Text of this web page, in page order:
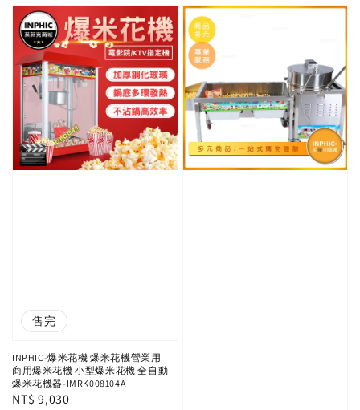
售完
INPHIC-爆米花機 爆米花機營業用
商用爆米花機 小型爆米花機 全自動
爆米花機器-IMRK008104A
Regular
NT$ 9,030